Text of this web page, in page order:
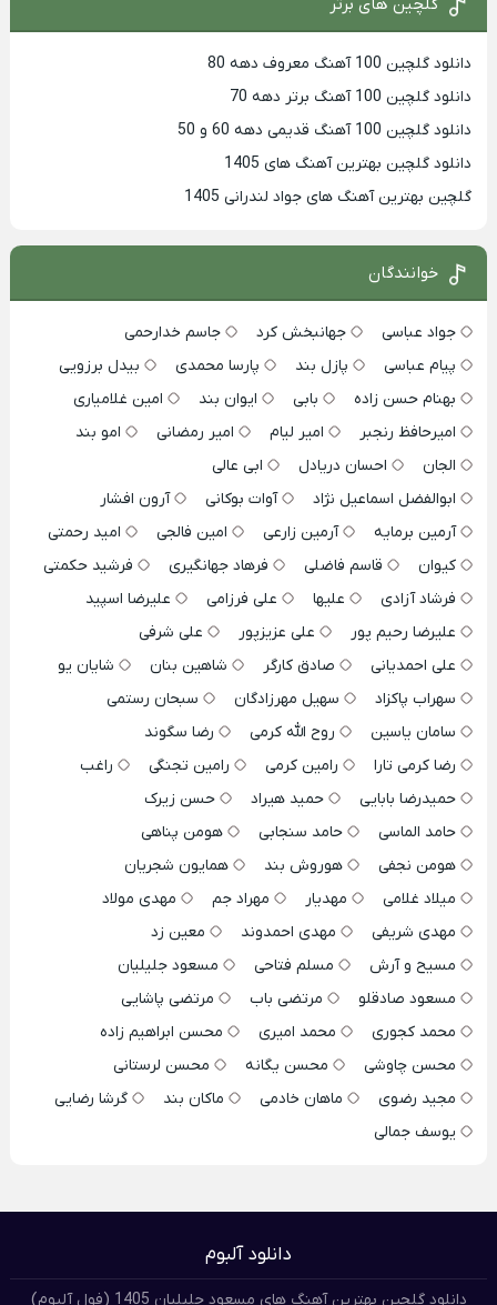
دانلود گلچین 100 آهنگ معروف دهه 80
دانلود گلچین 100 آهنگ برتر دهه 70
دانلود گلچین 100 آهنگ قدیمی دهه 60 و 50
دانلود گلچین بهترین آهنگ های 1405
گلچین بهترین آهنگ های جواد لندرانی 1405
خوانندگان
جواد عباسی جهانبخش کرد
جاسم خدارحمی
پیام عباسی
پازل بند پارسا محمدی
بیدل برزویی
بهنام حسن زاده
بابی ایوان بند
امین غلامیاری
امیرحافظ رنجبر
امیر لیام امیر رمضانی
امو بند
الجان
احسان دریادل
ابی عالی
ابوالفضل اسماعیل نژاد
آوات بوکانی
آرون افشار
آرمین برمایه
آرمین زارعی امین فالجی
امید رحمتی
کیوان
قاسم فاضلی فرهاد جهانگیری
فرشید حکمتی
فرشاد آزادی
علیها علی فرزامی
علیرضا اسپید
علیرضا رحیم پور
علی عزیزپور
علی شرفی
علی احمدیانی
صادق کارگر شاهین بنان
شایان یو
سهراب پاکزاد
سهیل مهرزادگان
سبحان رستمی
سامان یاسین
روح الله کرمی
رضا سگوند
رضا کرمی تارا
رامین کرمی رامین تجنگی
راغب
حمیدرضا بابایی
حمید هیراد
حسن زیرک
حامد الماسی
حامد سنجابی
هومن پناهی
هومن نجفی
هوروش بند
همایون شجریان
میلاد غلامی
مهدیار مهراد جم
مهدی مولاد
مهدی شریفی
مهدی احمدوند
معین زد
مسیح و آرش
مسلم فتاحی
مسعود جلیلیان
مسعود صادقلو
مرتضی باب
مرتضی پاشایی
محمد کجوری
محمد امیری
محسن ابراهیم زاده
محسن چاوشی
محسن یگانه
محسن لرستانی
مجید رضوی
ماهان خادمی ماکان بند
گرشا رضایی
یوسف جمالی
دانلود آلبوم
دانلود گلچین بهترین آهنگ های مسعود جلیلیان 1405 (فول آلبوم)